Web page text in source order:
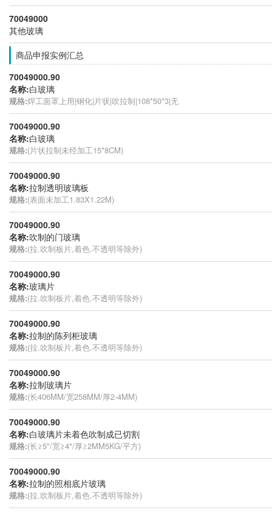
70049000
其他玻璃
商品申报实例汇总
70049000.90
名称:白玻璃
规格:焊工面罩上用|钢化|片状|吹拉制|108*50*3|无
70049000.90
名称:白玻璃
规格:(片状拉制未经加工15*8CM)
70049000.90
名称:拉制透明玻璃板
规格:(表面未加工1.83X1.22M)
70049000.90
名称:吹制的门玻璃
规格:(拉.吹制板片,着色.不透明等除外)
70049000.90
名称:玻璃片
规格:(拉.吹制板片,着色.不透明等除外)
70049000.90
名称:拉制的陈列柜玻璃
规格:(拉.吹制板片,着色.不透明等除外)
70049000.90
名称:拉制玻璃片
规格:(长406MM/宽258MM/厚2-4MM)
70049000.90
名称:白玻璃片未着色吹制成已切割
规格:(长≥5"/宽≥4"/厚≥2MM5KG/平方)
70049000.90
名称:拉制的照相底片玻璃
规格:(拉.吹制板片,着色.不透明等除外)